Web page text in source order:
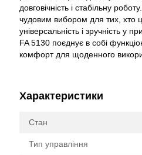
довговічність і стабільну
чудовим вибором для тих, хто
універсальність і зручність у
FA 5130 поєднує в собі
комфорт для щоденного
Характеристики
Стан
Тип управління